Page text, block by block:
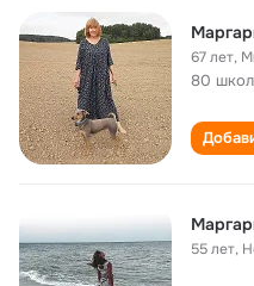
67 лет,
80
55 лет,